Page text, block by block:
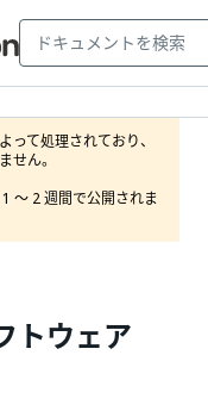
って処理されており、
せん。
～ 2 週間で公開されま
トウェア